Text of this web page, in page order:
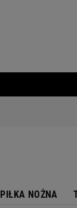
PIŁKA NOŻNA